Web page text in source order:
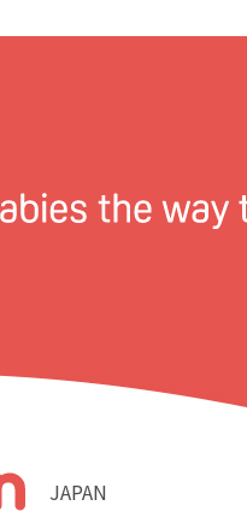
JAPAN